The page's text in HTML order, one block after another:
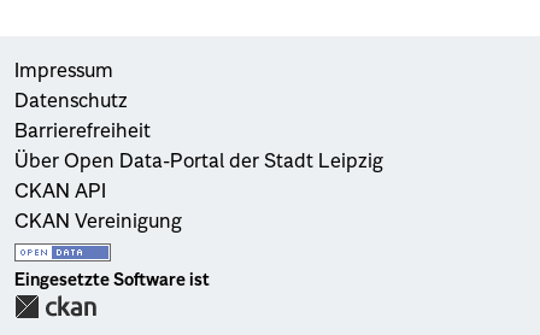
Impressum
Datenschutz
Barrierefreiheit
Über Open Data-Portal der Stadt Leipzig
CKAN API
CKAN Vereinigung
Eingesetzte Software ist